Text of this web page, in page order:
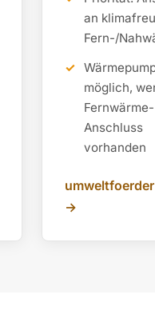
an
Fern-/
möglich,
Fernwärme-
Anschluss
vorhanden
→